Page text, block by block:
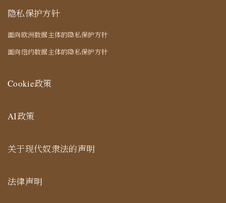
隐私保护方针
面向欧洲数据主体的隐私保护方针
面向纽约数据主体的隐私保护方针
Cookie政策
AI政策
关于现代奴隶法的声明
法律声明